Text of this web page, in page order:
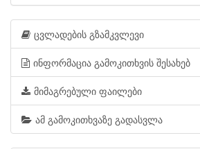
ცვლადების გზამკვლევი
ინფორმაცია გამოკითხვის შესახებ
მიმაგრებული ფაილები
ამ გამოკითხვაზე გადასვლა